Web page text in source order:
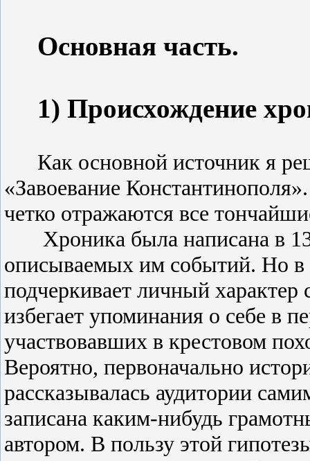
Основная часть.
1) Происхождение
Как основной источник я
«Завоевание
четко отражаются все
Хроника была написана в
описываемых им событий. Но в
подчеркивает личный характер
избегает упоминания о себе в
участвовавших в крестовом
Вероятно, первоначально
рассказывалась аудитории
записана каким-нибудь
автором. В пользу этой